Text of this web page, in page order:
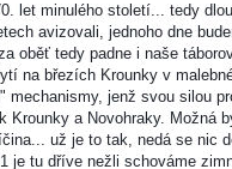
let minulého století... tedy
avizovali, jednoho dne
oběť tedy padne i naše
na březích Krounky v
mechanismy, jenž svou silou
Krounky a Novohraky. Možná
už je to tak, nedá se nic
je tu dříve nežli schováme